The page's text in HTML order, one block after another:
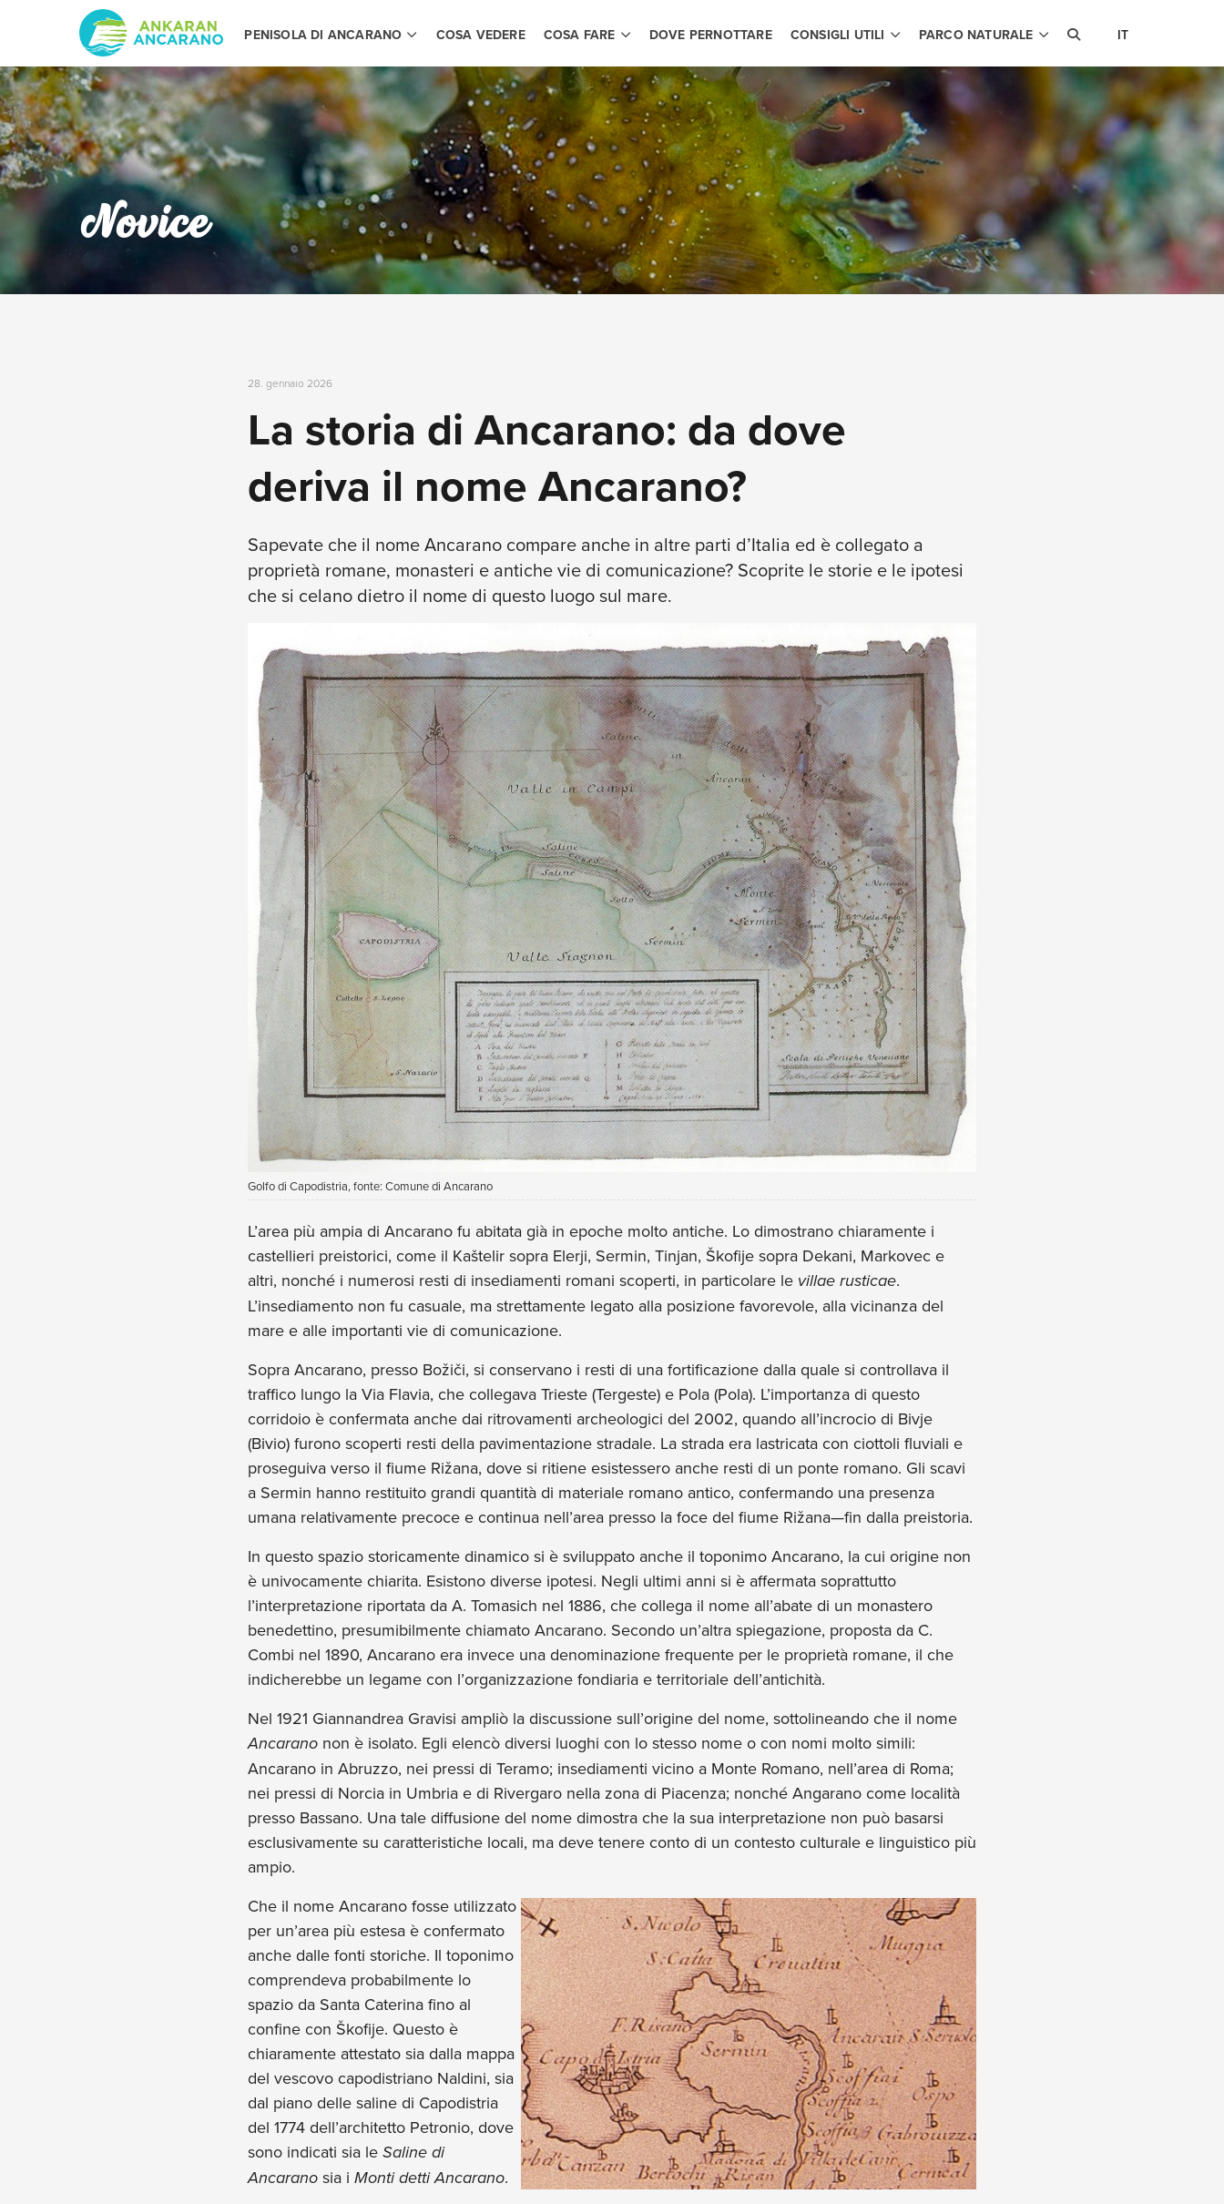
IT
PENISOLA DI ANCARANO COSA VEDERE COSA FARE DOVE PERNOTTARE CONSIGLI UTILI PARCO NATURALE
Novice
28. gennaio 2026
La storia di Ancarano: da dove
deriva il nome Ancarano?
Sapevate che il nome Ancarano compare anche in altre parti d’Italia ed è collegato a
proprietà romane, monasteri e antiche vie di comunicazione? Scoprite le storie e le ipotesi
che si celano dietro il nome di questo luogo sul mare.
Golfo di Capodistria, fonte: Comune di Ancarano
L’area più ampia di Ancarano fu abitata già in epoche molto antiche. Lo dimostrano chiaramente i
castellieri preistorici, come il Kaštelir sopra Elerji, Sermin, Tinjan, Škofije sopra Dekani, Markovec e
altri, nonché i numerosi resti di insediamenti romani scoperti, in particolare le villae rusticae.
L’insediamento non fu casuale, ma strettamente legato alla posizione favorevole, alla vicinanza del
mare e alle importanti vie di comunicazione.
Sopra Ancarano, presso Božiči, si conservano i resti di una fortificazione dalla quale si controllava il
traffico lungo la Via Flavia, che collegava Trieste (Tergeste) e Pola (Pola). L’importanza di questo
corridoio è confermata anche dai ritrovamenti archeologici del 2002, quando all’incrocio di Bivje
(Bivio) furono scoperti resti della pavimentazione stradale. La strada era lastricata con ciottoli fluviali e
proseguiva verso il fiume Rižana, dove si ritiene esistessero anche resti di un ponte romano. Gli scavi
a Sermin hanno restituito grandi quantità di materiale romano antico, confermando una presenza
umana relativamente precoce e continua nell’area presso la foce del fiume Rižana—fin dalla preistoria.
In questo spazio storicamente dinamico si è sviluppato anche il toponimo Ancarano, la cui origine non
è univocamente chiarita. Esistono diverse ipotesi. Negli ultimi anni si è affermata soprattutto
l’interpretazione riportata da A. Tomasich nel 1886, che collega il nome all’abate di un monastero
benedettino, presumibilmente chiamato Ancarano. Secondo un’altra spiegazione, proposta da C.
Combi nel 1890, Ancarano era invece una denominazione frequente per le proprietà romane, il che
indicherebbe un legame con l’organizzazione fondiaria e territoriale dell’antichità.
Nel 1921 Giannandrea Gravisi ampliò la discussione sull’origine del nome, sottolineando che il nome
Ancarano non è isolato. Egli elencò diversi luoghi con lo stesso nome o con nomi molto simili:
Ancarano in Abruzzo, nei pressi di Teramo; insediamenti vicino a Monte Romano, nell’area di Roma;
nei pressi di Norcia in Umbria e di Rivergaro nella zona di Piacenza; nonché Angarano come località
presso Bassano. Una tale diffusione del nome dimostra che la sua interpretazione non può basarsi
esclusivamente su caratteristiche locali, ma deve tenere conto di un contesto culturale e linguistico più
ampio.
Che il nome Ancarano fosse utilizzato
per un’area più estesa è confermato
anche dalle fonti storiche. Il toponimo
comprendeva probabilmente lo
spazio da Santa Caterina fino al
confine con Škofije. Questo è
chiaramente attestato sia dalla mappa
del vescovo capodistriano Naldini, sia
dal piano delle saline di Capodistria
del 1774 dell’architetto Petronio, dove
sono indicati sia le Saline di
Ancarano sia i Monti detti Ancarano.